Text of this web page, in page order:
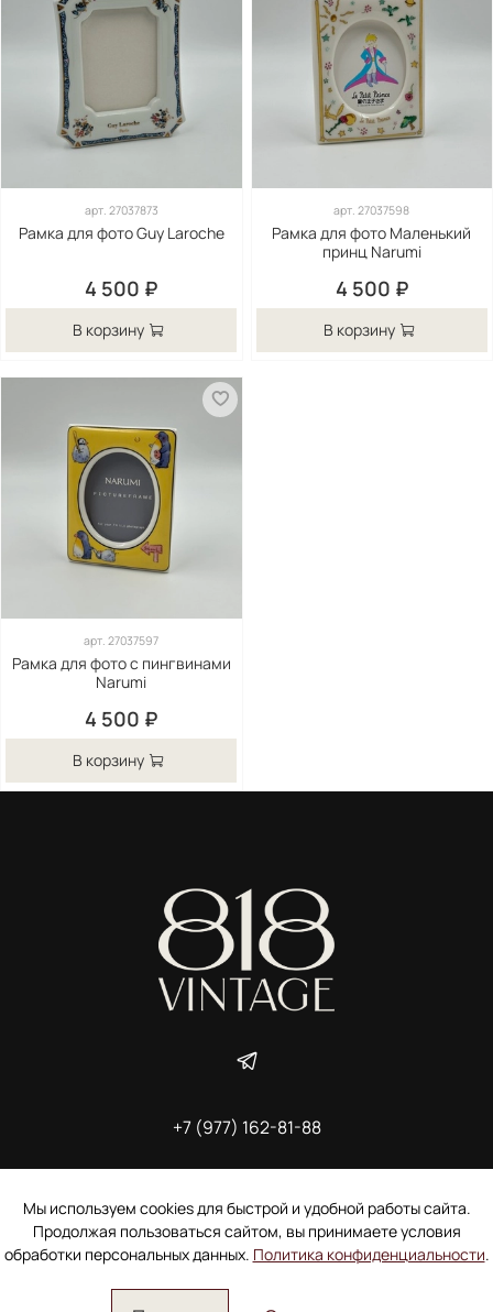
арт. 27037873
Рамка для фото Guy Laroche
4 500 ₽
В корзину
арт.27037598
Рамка для фото Маленький
принц Narumi
4 500 ₽
В корзину
арт.27037597
Рамка для фото с пингвинами
Narumi
4 500 ₽
В корзину
+7 (977) 162-81-88
Пользовательское соглашение
Электронное согласие покупателя на рассылку
Согласие на обработку персональных данных
Мы используем cookies для быстрой и удобной работы сайта.
Продолжая пользоваться сайтом, вы принимаете условия
обработки персональных данных. Политика конфиденциальности.